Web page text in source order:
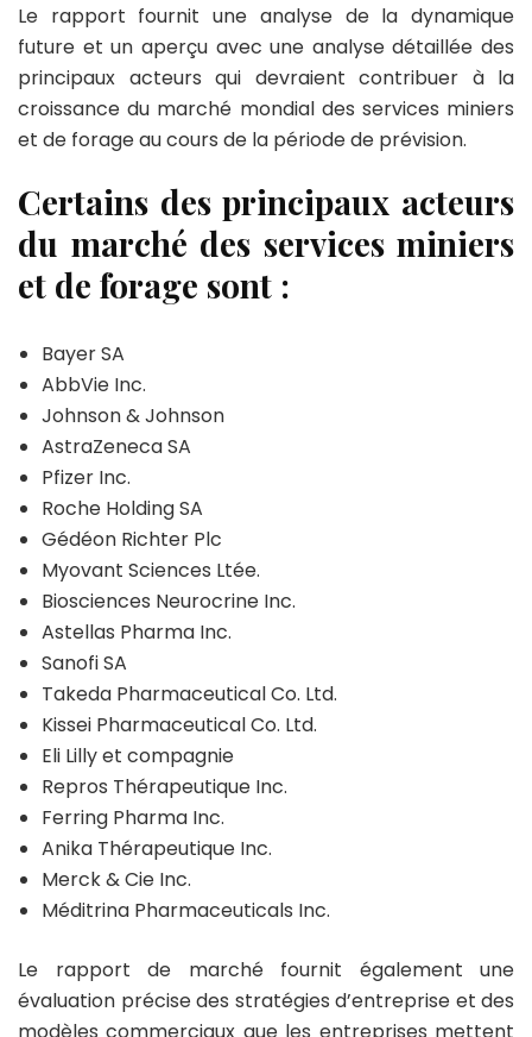
Le rapport fournit une analyse de la dynamique
future et un aperçu avec une analyse détaillée des
principaux acteurs qui devraient contribuer à la
croissance du marché mondial des services miniers
et de forage au cours de la période de prévision.
Certains des principaux acteurs
du marché des services miniers
et de forage sont :
Bayer SA
AbbVie Inc.
Johnson & Johnson
AstraZeneca SA
Pfizer Inc.
Roche Holding SA
Gédéon Richter Plc
Myovant Sciences Ltée.
Biosciences Neurocrine Inc.
Astellas Pharma Inc.
Sanofi SA
Takeda Pharmaceutical Co. Ltd.
Kissei Pharmaceutical Co. Ltd.
Eli Lilly et compagnie
Repros Thérapeutique Inc.
Ferring Pharma Inc.
Anika Thérapeutique Inc.
Merck & Cie Inc.
Méditrina Pharmaceuticals Inc.
Le rapport de marché fournit également une
évaluation précise des stratégies d’entreprise et des
modèles commerciaux que les entreprises mettent